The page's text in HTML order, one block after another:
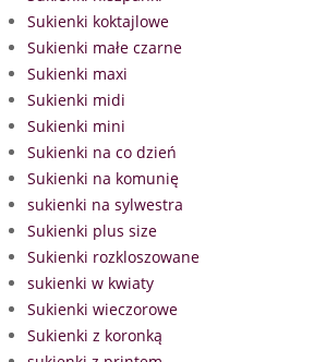
Sukienki koktajlowe
Sukienki małe czarne
Sukienki maxi
Sukienki midi
Sukienki mini
Sukienki na co dzień
Sukienki na komunię
sukienki na sylwestra
Sukienki plus size
Sukienki rozkloszowane
sukienki w kwiaty
Sukienki wieczorowe
Sukienki z koronką